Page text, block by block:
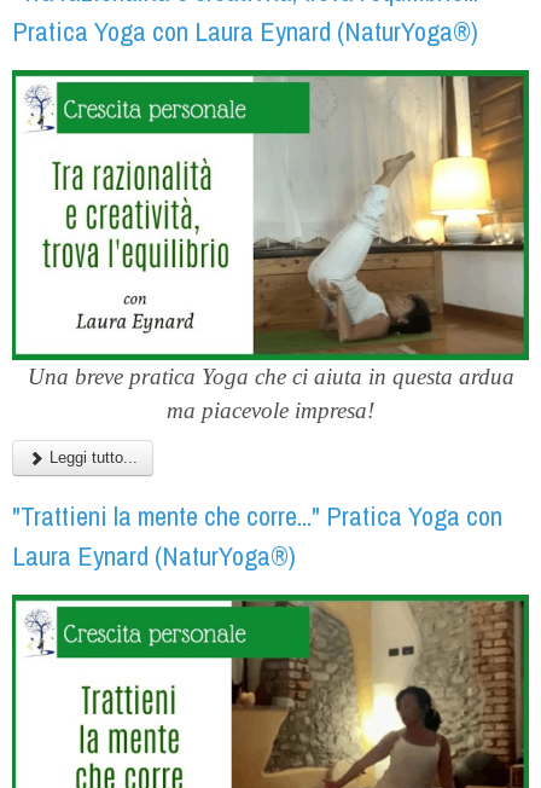
Pratica Yoga con Laura Eynard (NaturYoga®)
Una breve pratica Yoga che ci aiuta in questa ardua
ma piacevole impresa!
Leggi tutto...
"Trattieni la mente che corre..." Pratica Yoga con
Laura Eynard (NaturYoga®)